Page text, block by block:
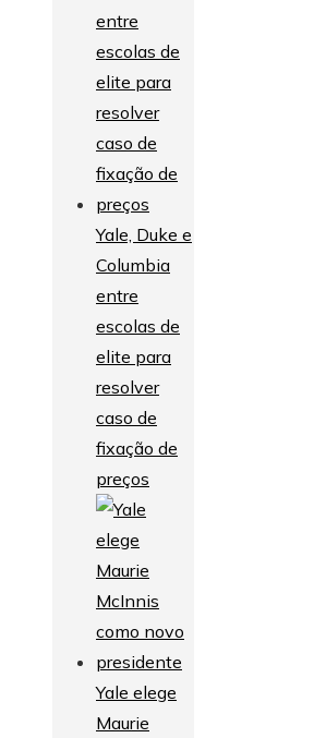
Yale, Duke e
Columbia
entre
escolas de
elite para
resolver
caso de
fixação de
preços
Yale elege
Maurie